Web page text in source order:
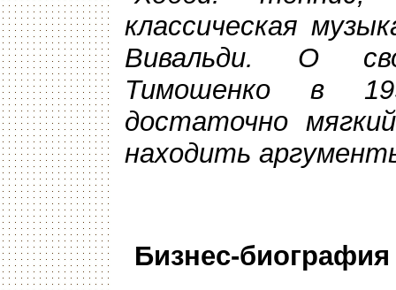
классическая
Вивальди. О
Тимошенко в
достаточно
находить
Бизнес-биография